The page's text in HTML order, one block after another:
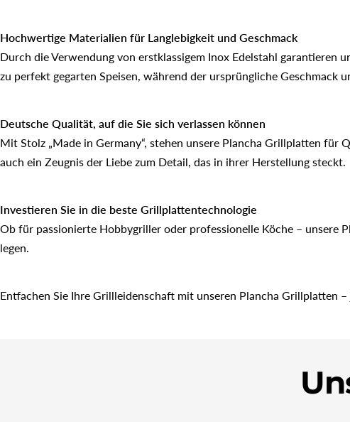
Hochwertige Materialien für Langlebigkeit und Geschmack
Durch die Verwendung von erstklassigem Inox Edelstahl garantieren
zu perfekt gegarten Speisen, während der ursprüngliche Geschmack
Deutsche Qualität, auf die Sie sich verlassen können
Mit Stolz „Made in Germany“, stehen unsere Plancha Grillplatten für
auch ein Zeugnis der Liebe zum Detail, das in ihrer Herstellung steckt.
Investieren Sie in die beste Grillplattentechnologie
Ob für passionierte Hobbygriller oder professionelle Köche – unsere
legen.
Entfachen Sie Ihre Grillleidenschaft mit unseren Plancha Grillplatten